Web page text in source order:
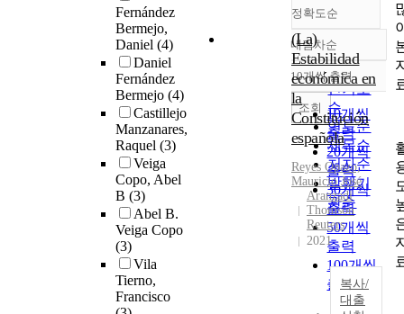
Fernández
Bermejo,
Daniel (4)
Daniel
Fernández
Bermejo (4)
Castillejo
Manzanares,
Raquel (3)
Veiga
Copo, Abel
B (3)
Abel B.
Veiga Copo
(3)
Vila
Tierno,
Francisco
정확도순
정확도
순
인기도
순
연도순
제목순
저자순
발행기
관순
내림차순
내림차순
10개씩 출력
10개씩
출력
20개씩
출력
30개씩
출력
50개씩
출력
100개씩
출력
조회
(La)
Estabilidad
económica en
la
Constitución
española
Reyes Opazo,
Mauricio José
Aranzadi
Thomson
Reuters
2021
복사/
대출